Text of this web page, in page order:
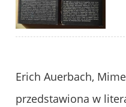
Erich Auerbach,
przedstawiona w